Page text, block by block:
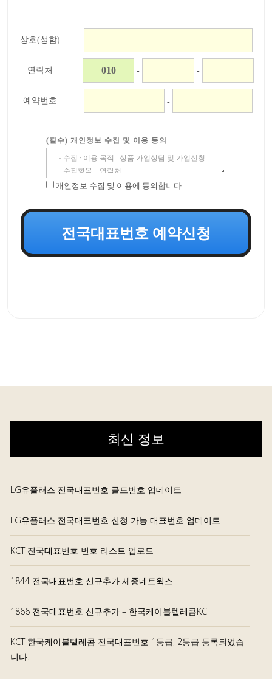
상호(성함)
연락처 - -
예약번호 -
(필수) 개인정보 수집 및 이용 동의
개인정보 수집 및 이용에 동의합니다.
전국대표번호 예약신청
최신 정보
LG유플러스 전국대표번호 골드번호 업데이트
LG유플러스 전국대표번호 신청 가능 대표번호 업데이트
KCT 전국대표번호 번호 리스트 업로드
1844 전국대표번호 신규추가 세종네트웍스
1866 전국대표번호 신규추가 – 한국케이블텔레콤KCT
KCT 한국케이블텔레콤 전국대표번호 1등급, 2등급 등록되었습
니다.